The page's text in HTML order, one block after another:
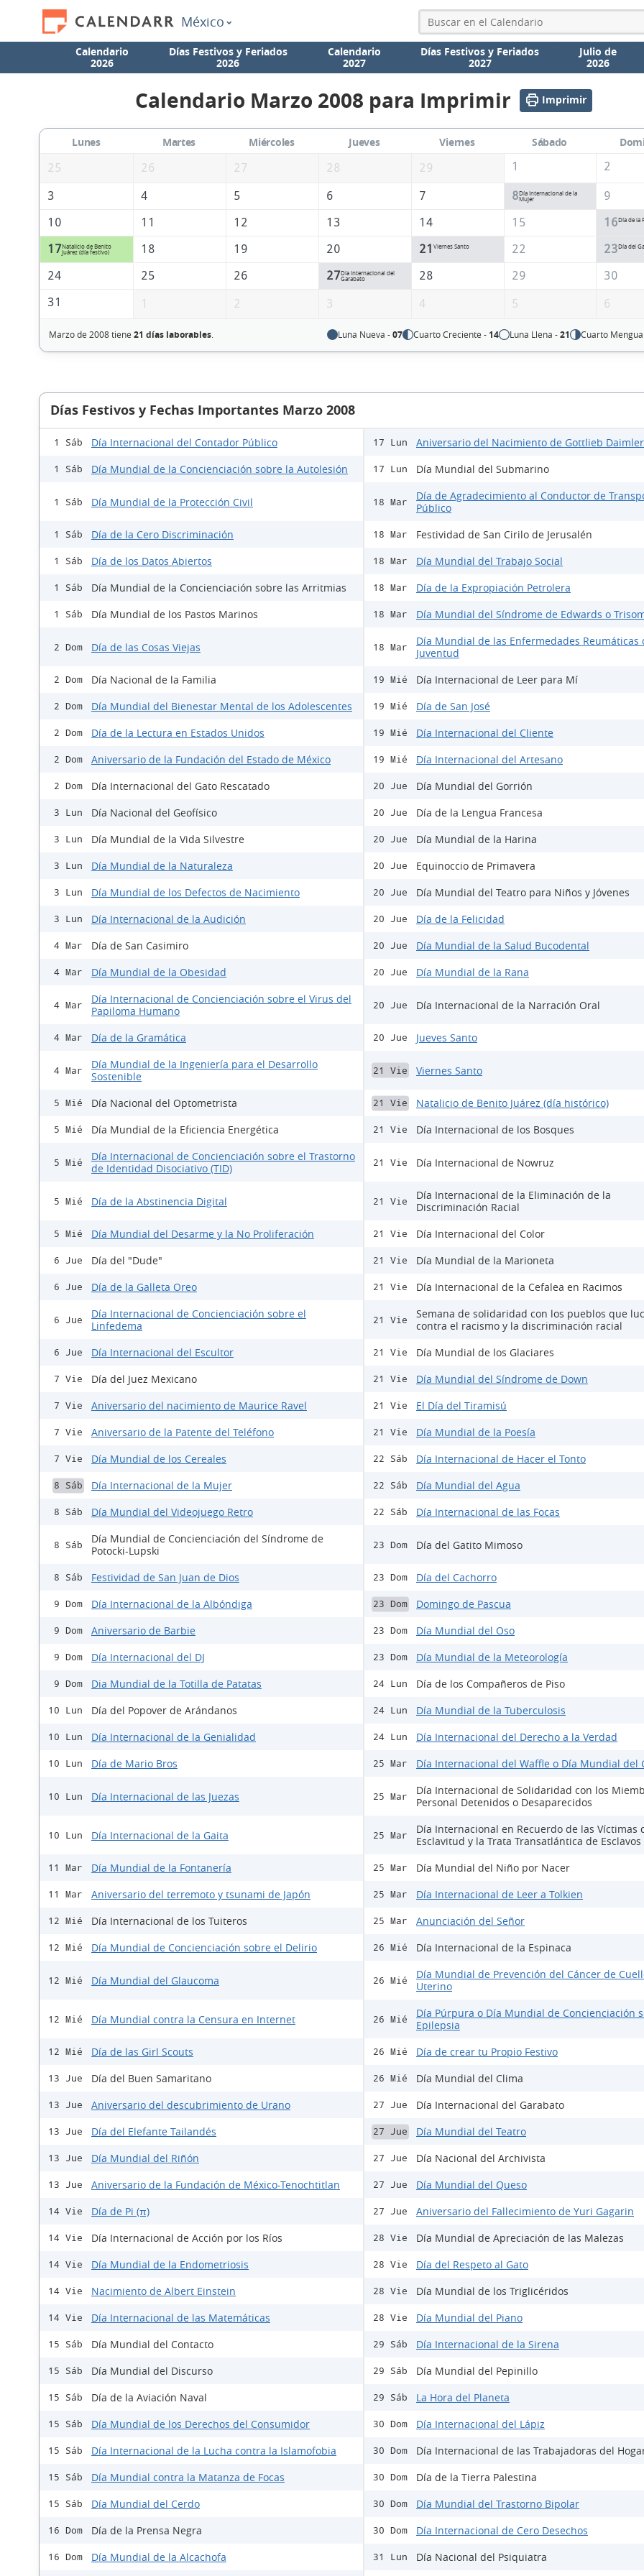
México
Calendario
2026
Días Festivos y Feriados
2026
Calendario
2027
Días Festivos y Feriados
2027
Julio de
2026
Calendario Marzo 2008 para Imprimir Imprimir
Lunes Martes Miércoles Jueves Viernes Sábado
25
26 27 28 29 1 2
3 4 5 6 7 8Día Internacional de la
Mujer
9
10
11 12 13 14 15 16Día de la
17Natalicio de Benito
Juárez (día festivo)
18 19 20 21 Viernes Santo 22 23Día del
24 25 26 27Día Internacional del
Garabato
28 29
30
31
1 2 3 4 5 6
Marzo de 2008 tiene 21 días laborables. Luna Nueva -07 Cuarto Creciente - 14 Luna Llena -21 Cuarto
Días Festivos y Fechas Importantes Marzo 2008
1 Sáb Día Internacional del Contador Público
1 Sáb Día Mundial de la Concienciación sobre la Autolesión
1 Sáb Día Mundial de la Protección Civil
1 Sáb Día de la Cero Discriminación
1 Sáb Día de los Datos Abiertos
1 Sáb Día Mundial de la Concienciación sobre las Arritmias
1 Sáb Día Mundial de los Pastos Marinos
2 Dom Día de las Cosas Viejas
2 Dom Día Nacional de la Familia
2 Dom Día Mundial del Bienestar Mental de los Adolescentes
2 Dom Día de la Lectura en Estados Unidos
2 Dom Aniversario de la Fundación del Estado de México
2 Dom Día Internacional del Gato Rescatado
3 Lun Día Nacional del Geofísico
3 Lun Día Mundial de la Vida Silvestre
3 Lun Día Mundial de la Naturaleza
3 Lun Día Mundial de los Defectos de Nacimiento
3 Lun Día Internacional de la Audición
4 Mar Día de San Casimiro
4 Mar Día Mundial de la Obesidad
4 Mar
Día Internacional de Concienciación sobre el Virus del
Papiloma Humano
4 Mar Día de la Gramática
4 Mar
Día Mundial de la Ingeniería para el Desarrollo
Sostenible
5 Mié Día Nacional del Optometrista
5 Mié Día Mundial de la Eficiencia Energética
5 Mié
Día Internacional de Concienciación sobre el Trastorno
de Identidad Disociativo (TID)
5 Mié Día de la Abstinencia Digital
5 Mié Día Mundial del Desarme y la No Proliferación
6 Jue Día del "Dude"
6 Jue Día de la Galleta Oreo
6 Jue
Día Internacional de Concienciación sobre el
Linfedema
6 Jue Día Internacional del Escultor
7 Vie Día del Juez Mexicano
7 Vie Aniversario del nacimiento de Maurice Ravel
7 Vie Aniversario de la Patente del Teléfono
7 Vie Día Mundial de los Cereales
8 Sáb Día Internacional de la Mujer
8 Sáb Día Mundial del Videojuego Retro
8 Sáb
Día Mundial de Concienciación del Síndrome de
Potocki-Lupski
8 Sáb Festividad de San Juan de Dios
9 Dom Día Internacional de la Albóndiga
9 Dom Aniversario de Barbie
9 Dom Día Internacional del DJ
9 Dom Dia Mundial de la Totilla de Patatas
10 Lun Día del Popover de Arándanos
10 Lun Día Internacional de la Genialidad
10 Lun Día de Mario Bros
10 Lun Día Internacional de las Juezas
10 Lun Día Internacional de la Gaita
11 Mar Día Mundial de la Fontanería
11 Mar Aniversario del terremoto y tsunami de Japón
12 Mié Día Internacional de los Tuiteros
12 Mié Día Mundial de Concienciación sobre el Delirio
12 Mié Día Mundial del Glaucoma
12 Mié Día Mundial contra la Censura en Internet
12 Mié Día de las Girl Scouts
13 Jue Día del Buen Samaritano
13 Jue Aniversario del descubrimiento de Urano
13 Jue Día del Elefante Tailandés
13 Jue Día Mundial del Riñón
13 Jue Aniversario de la Fundación de México-Tenochtitlan
14 Vie Día de Pi (π)
14 Vie Día Internacional de Acción por los Ríos
14 Vie Día Mundial de la Endometriosis
14 Vie Nacimiento de Albert Einstein
14 Vie Día Internacional de las Matemáticas
15 Sáb Día Mundial del Contacto
15 Sáb Día Mundial del Discurso
15 Sáb Día de la Aviación Naval
15 Sáb Día Mundial de los Derechos del Consumidor
15 Sáb Día Internacional de la Lucha contra la Islamofobia
15 Sáb Día Mundial contra la Matanza de Focas
15 Sáb Día Mundial del Cerdo
16 Dom Día de la Prensa Negra
16 Dom Día Mundial de la Alcachofa
17 Lun Aniversario del Nacimiento de Gottlieb Daimler
17 Lun Día Mundial del Submarino
18 Mar
Día de Agradecimiento al Conductor de
Público
18 Mar Festividad de San Cirilo de Jerusalén
18 Mar Día Mundial del Trabajo Social
18 Mar Día de la Expropiación Petrolera
18 Mar Día Mundial del Síndrome de Edwards o
18 Mar
Día Mundial de las Enfermedades Reumáticas
Juventud
19 Mié Día Internacional de Leer para Mí
19 Mié Día de San José
19 Mié Día Internacional del Cliente
19 Mié Día Internacional del Artesano
20 Jue Día Mundial del Gorrión
20 Jue Día de la Lengua Francesa
20 Jue Día Mundial de la Harina
20 Jue Equinoccio de Primavera
20 Jue Día Mundial del Teatro para Niños y Jóvenes
20 Jue Día de la Felicidad
20 Jue Día Mundial de la Salud Bucodental
20 Jue Día Mundial de la Rana
20 Jue Día Internacional de la Narración Oral
20 Jue Jueves Santo
21 Vie Viernes Santo
21 Vie Natalicio de Benito Juárez (día histórico)
21 Vie Día Internacional de los Bosques
21 Vie Día Internacional de Nowruz
21 Vie
Día Internacional de la Eliminación de la
Discriminación Racial
21 Vie Día Internacional del Color
21 Vie Día Mundial de la Marioneta
21 Vie Día Internacional de la Cefalea en Racimos
21 Vie
Semana de solidaridad con los pueblos que
contra el racismo y la discriminación racial
21 Vie Día Mundial de los Glaciares
21 Vie Día Mundial del Síndrome de Down
21 Vie El Día del Tiramisú
21 Vie Día Mundial de la Poesía
22 Sáb Día Internacional de Hacer el Tonto
22 Sáb Día Mundial del Agua
22 Sáb Día Internacional de las Focas
23 Dom Día del Gatito Mimoso
23 Dom Día del Cachorro
23 Dom Domingo de Pascua
23 Dom Día Mundial del Oso
23 Dom Día Mundial de la Meteorología
24 Lun Día de los Compañeros de Piso
24 Lun Día Mundial de la Tuberculosis
24 Lun Día Internacional del Derecho a la Verdad
25 Mar Día Internacional del Waffle o Día Mundial del
25 Mar
Día Internacional de Solidaridad con los
Personal Detenidos o Desaparecidos
25 Mar
Día Internacional en Recuerdo de las Víctimas
Esclavitud y la Trata Transatlántica de Esclavos
25 Mar Día Mundial del Niño por Nacer
25 Mar Día Internacional de Leer a Tolkien
25 Mar Anunciación del Señor
26 Mié Día Internacional de la Espinaca
26 Mié
Día Mundial de Prevención del Cáncer de
Uterino
26 Mié
Día Púrpura o Día Mundial de Concienciación
Epilepsia
26 Mié Día de crear tu Propio Festivo
26 Mié Día Mundial del Clima
27 Jue Día Internacional del Garabato
27 Jue Día Mundial del Teatro
27 Jue Día Nacional del Archivista
27 Jue Día Mundial del Queso
27 Jue Aniversario del Fallecimiento de Yuri Gagarin
28 Vie Día Mundial de Apreciación de las Malezas
28 Vie Día del Respeto al Gato
28 Vie Día Mundial de los Triglicéridos
28 Vie Día Mundial del Piano
29 Sáb Día Internacional de la Sirena
29 Sáb Día Mundial del Pepinillo
29 Sáb La Hora del Planeta
30 Dom Día Internacional del Lápiz
30 Dom Día Internacional de las Trabajadoras del
30 Dom Día de la Tierra Palestina
30 Dom Día Mundial del Trastorno Bipolar
30 Dom Día Internacional de Cero Desechos
31 Lun Día Nacional del Psiquiatra